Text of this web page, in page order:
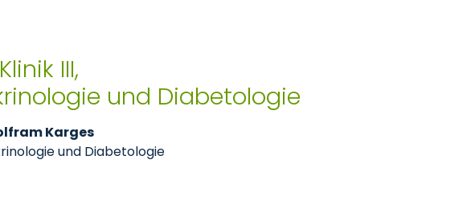
III,
und Diabetologie
Karges
und Diabetologie